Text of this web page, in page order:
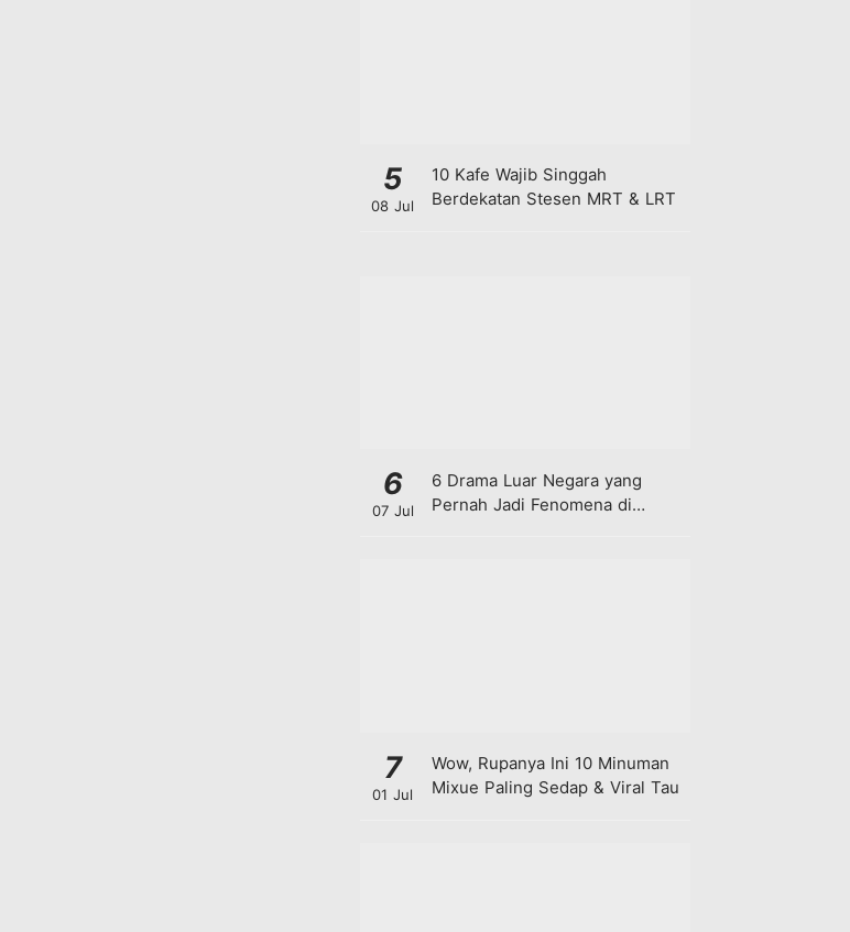
5
08 Jul
10 Kafe Wajib Singgah
Berdekatan Stesen MRT & LRT
6
07 Jul
6 Drama Luar Negara yang
Pernah Jadi Fenomena di
7
01 Jul
Wow, Rupanya Ini 10 Minuman
Mixue Paling Sedap & Viral Tau